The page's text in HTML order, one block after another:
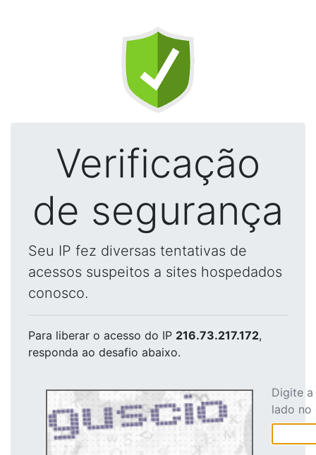
Verificação
de segurança
Seu IP fez diversas tentativas de
acessos suspeitos a sites hospedados
conosco.
Para liberar o acesso do IP 216.73.217.172,
responda ao desafio abaixo.
Digite
lado no